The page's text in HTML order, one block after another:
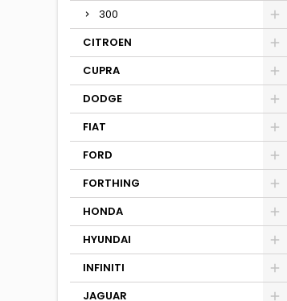
300
CITROEN
CUPRA
DODGE
FIAT
FORD
FORTHING
HONDA
HYUNDAI
INFINITI
JAGUAR